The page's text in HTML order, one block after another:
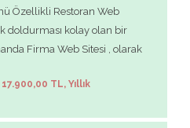
Özellikli Restoran Web
doldurması kolay olan bir
Firma Web Sitesi , olarak
TL, Yıllık